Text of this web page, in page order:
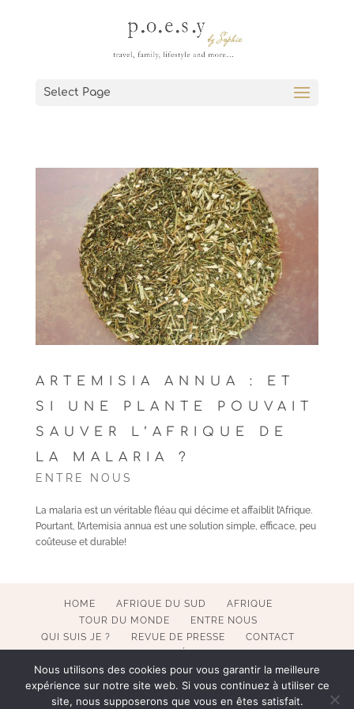
Select Page
ARTEMISIA ANNUA : ET
SI UNE PLANTE POUVAIT
SAUVER L’AFRIQUE DE
LA MALARIA ?
ENTRE NOUS
La malaria est un véritable fléau qui décime et affaiblit l’Afrique.
Pourtant, l’Artemisia annua est une solution simple, efficace, peu
coûteuse et durable!
HOME AFRIQUE DU SUD
AFRIQUE
TOUR DU MONDE
ENTRE NOUS
QUI SUIS JE ?
REVUE DE PRESSE
CONTACT
Nous utilisons des cookies pour vous garantir la meilleure
expérience sur notre site web. Si vous continuez à utiliser ce
site, nous supposerons que vous en êtes satisfait.